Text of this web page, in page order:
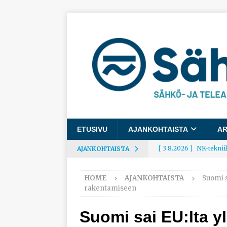
ETUSIVU AJANKOHTAISTA
AJANKOHTAISTA [ 3.8.2026 ] NK-
[ 3.8.2026 ]
[ 3.8.2026 ]
HOME AJANKOHTAISTA
Suomi
rakentamiseen
Suomi sai EU:lta